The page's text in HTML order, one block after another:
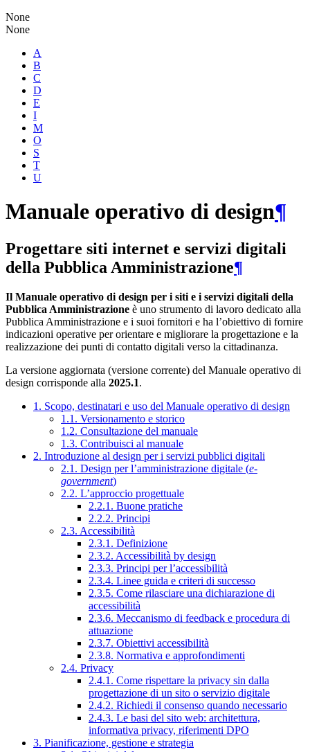
None
None
A
B
C
D
E
I
M
O
S
T
U
Manuale operativo di design¶
Progettare siti internet e servizi digitali
della Pubblica Amministrazione¶
Il Manuale operativo di design per i siti e i servizi digitali della
Pubblica Amministrazione è uno strumento di lavoro dedicato alla
Pubblica Amministrazione e i suoi fornitori e ha l’obiettivo di fornire
indicazioni operative per orientare e migliorare la progettazione e la
realizzazione dei punti di contatto digitali verso la cittadinanza.
La versione aggiornata (versione corrente) del Manuale operativo di
design corrisponde alla 2025.1.
1. Scopo, destinatari e uso del Manuale operativo di design
1.1. Versionamento e storico
1.2. Consultazione del manuale
1.3. Contribuisci al manuale
2. Introduzione al design per i servizi pubblici digitali
2.1. Design per l’amministrazione digitale (e-
government)
2.2. L’approccio progettuale
2.2.1. Buone pratiche
2.2.2. Principi
2.3. Accessibilità
2.3.1. Definizione
2.3.2. Accessibilità by design
2.3.3. Principi per l’accessibilità
2.3.4. Linee guida e criteri di successo
2.3.5. Come rilasciare una dichiarazione di
accessibilità
2.3.6. Meccanismo di feedback e procedura di
attuazione
2.3.7. Obiettivi accessibilità
2.3.8. Normativa e approfondimenti
2.4. Privacy
2.4.1. Come rispettare la privacy sin dalla
progettazione di un sito o servizio digitale
2.4.2. Richiedi il consenso quando necessario
2.4.3. Le basi del sito web: architettura,
informativa privacy, riferimenti DPO
3. Pianificazione, gestione e strategia